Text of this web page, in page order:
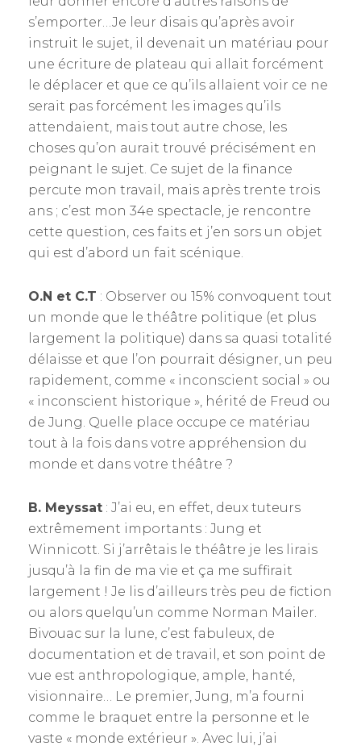
s’emporter…Je leur disais qu’après avoir
instruit le sujet, il devenait un matériau pour
une écriture de plateau qui allait forcément
le déplacer et que ce qu’ils allaient voir ce ne
serait pas forcément les images qu’ils
attendaient, mais tout autre chose, les
choses qu’on aurait trouvé précisément en
peignant le sujet. Ce sujet de la finance
percute mon travail, mais après trente trois
ans ; c’est mon 34e spectacle, je rencontre
cette question, ces faits et j’en sors un objet
qui est d’abord un fait scénique.
O.N et C.T : Observer ou 15% convoquent tout
un monde que le théâtre politique (et plus
largement la politique) dans sa quasi totalité
délaisse et que l’on pourrait désigner, un peu
rapidement, comme « inconscient social » ou
« inconscient historique », hérité de Freud ou
de Jung. Quelle place occupe ce matériau
tout à la fois dans votre appréhension du
monde et dans votre théâtre ?
B. Meyssat : J’ai eu, en effet, deux tuteurs
extrêmement importants : Jung et
Winnicott. Si j’arrêtais le théâtre je les lirais
jusqu’à la fin de ma vie et ça me suffirait
largement ! Je lis d’ailleurs très peu de fiction
ou alors quelqu’un comme Norman Mailer.
Bivouac sur la lune, c’est fabuleux, de
documentation et de travail, et son point de
vue est anthropologique, ample, hanté,
visionnaire… Le premier, Jung, m’a fourni
comme le braquet entre la personne et le
vaste « monde extérieur ». Avec lui, j’ai